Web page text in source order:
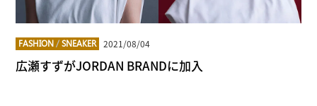
FASHION /SNEAKER 2021/08/04
広瀬すずがJORDAN BRANDに加入